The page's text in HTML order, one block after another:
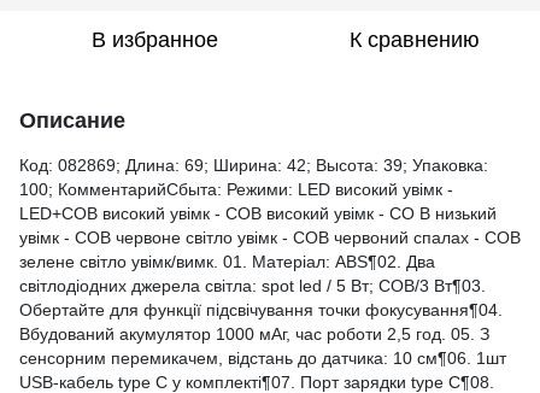
В избранное К сравнению
Описание
Код: 082869; Длина: 69; Ширина: 42; Высота: 39; Упаковка:
100; КомментарийСбыта: Режими: LED високий увімк -
LED+COB високий увімк - COB високий увімк - CO B низький
увімк - COB червоне світло увімк - COB червоний спалах - COB
зелене світло увімк/вимк. 01. Матеріал: ABS¶02. Два
світлодіодних джерела світла: spot led / 5 Вт; COB/3 Вт¶03.
Обертайте для функції підсвічування точки фокусування¶04.
Вбудований акумулятор 1000 мАг, час роботи 2,5 год. 05. З
сенсорним перемикачем, відстань до датчика: 10 см¶06. 1шт
USB-кабель type C у комплекті¶07. Порт зарядки type C¶08.